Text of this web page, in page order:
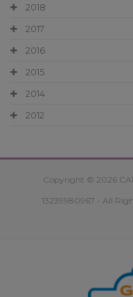
2018
2017
2016
2015
2014
2012
Copyright © 2026
13239980967 - All